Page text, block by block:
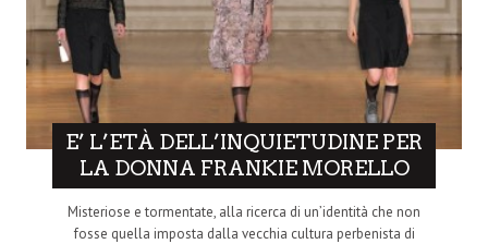
E’ L’ETÀ DELL’INQUIETUDINE PER
LA DONNA FRANKIE MORELLO
Misteriose e tormentate, alla ricerca di un’identità che non
fosse quella imposta dalla vecchia cultura perbenista di